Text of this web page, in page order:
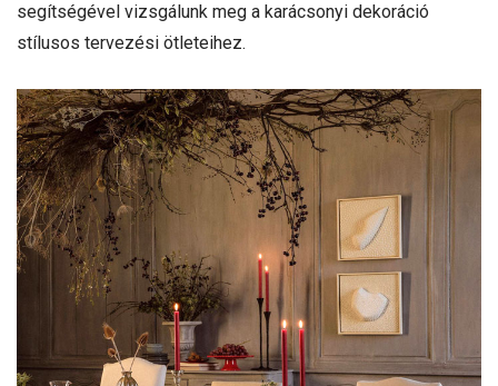
segítségével vizsgálunk meg a karácsonyi dekoráció
stílusos tervezési ötleteihez.